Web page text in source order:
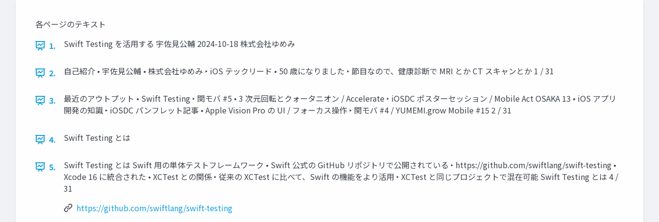
各ページのテキスト
1.
Swift Testing を活用する 宇佐見公輔 2024-10-18 株式会社ゆめみ
2. 自己紹介 • 宇佐見公輔 • 株式会社ゆめみ ‣ iOS テックリード • 50 歳になりました ‣ 節目なので、健康診断で MRI とか CT スキャンとか 1 / 31
3.
最近のアウトプット • Swift Testing ‣ 関モバ #5 • 3 次元回転とクォータニオン / Accelerate ‣ iOSDC ポスターセッション / Mobile Act OSAKA 13 • iOS アプリ
開発の知識 ‣ iOSDC パンフレット記事 • Apple Vision Pro の UI / フォーカス操作 ‣ 関モバ #4 / YUMEMI.grow Mobile #15 2 / 31
4. Swift Testing とは
5.
Swift Testing とは Swift 用の単体テストフレームワーク • Swift 公式の GitHub リポジトリで公開されている ‣ https://github.com/swiftlang/swift-testing •
Xcode 16 に統合された • XCTest との関係 ‣ 従来の XCTest に比べて、Swift の機能をより活用 ‣ XCTest と同じプロジェクトで混在可能 Swift Testing とは 4 /
31
https://github.com/swiftlang/swift-testing